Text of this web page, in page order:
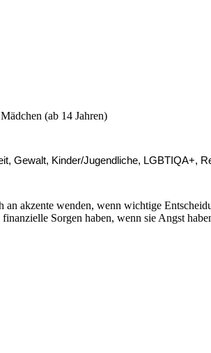
(ab 14 Jahren)
Gewalt, Kinder/Jugendliche, LGBTIQA+,
akzente wenden, wenn wichtige
Sorgen haben, wenn sie Angst